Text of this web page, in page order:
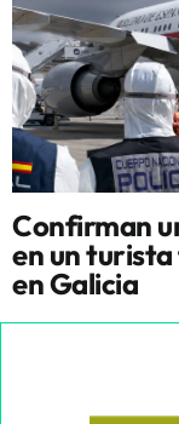
Confirman
en un
en Galicia